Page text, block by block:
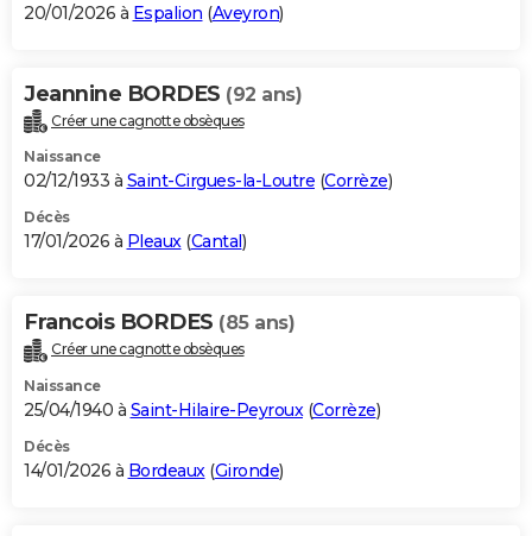
20/01/2026 à Espalion (Aveyron)
Jeannine BORDES (92 ans)
Créer une cagnotte obsèques
Naissance
02/12/1933 à Saint-Cirgues-la-Loutre (Corrèze)
Décès
17/01/2026 à Pleaux(Cantal )
Francois BORDES (85 ans)
Créer une cagnotte obsèques
Naissance
25/04/1940 à Saint-Hilaire-Peyroux(Corrèze)
Décès
14/01/2026 à Bordeaux(Gironde)